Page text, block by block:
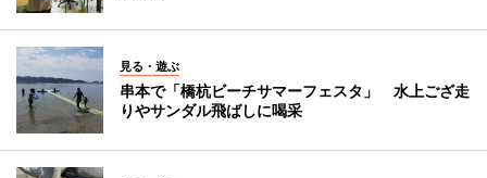
見る・遊ぶ
串本で「橋杭ビーチサマーフェスタ」 水上ござ走
りやサンダル飛ばしに喝采